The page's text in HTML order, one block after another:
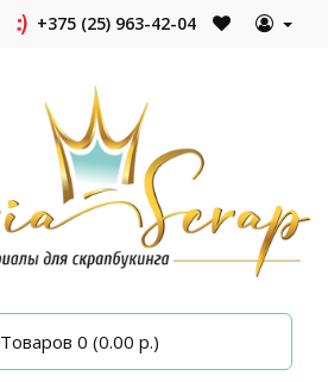
+375 (25) 963-42-04
Товаров 0 (0.00 р.)